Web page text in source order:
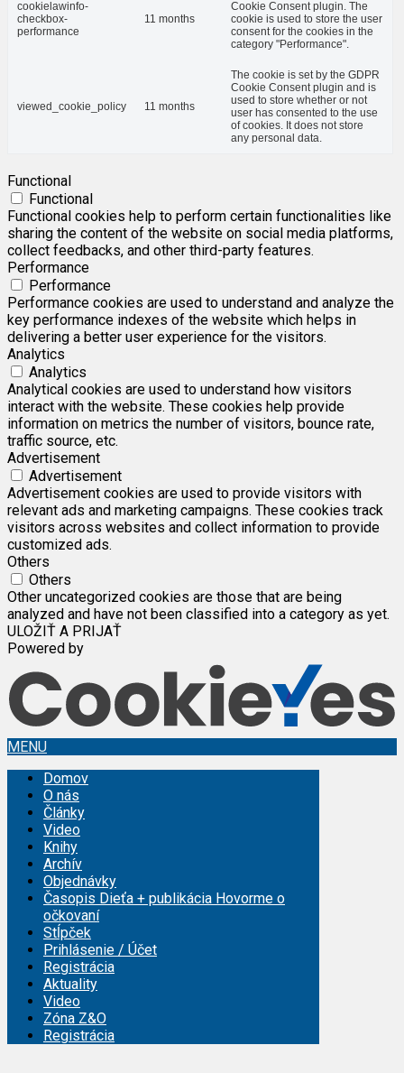
cookielawinfo-
checkbox-
performance
11 months
Cookie Consent plugin. The
cookie is used to store the user
consent for the cookies in the
category "Performance".
viewed_cookie_policy 11 months
The cookie is set by the GDPR
Cookie Consent plugin and is
used to store whether or not
user has consented to the use
of cookies. It does not store
any personal data.
Functional
Functional
Functional cookies help to perform certain functionalities like
sharing the content of the website on social media platforms,
collect feedbacks, and other third-party features.
Performance
Performance
Performance cookies are used to understand and analyze the
key performance indexes of the website which helps in
delivering a better user experience for the visitors.
Analytics
Analytics
Analytical cookies are used to understand how visitors
interact with the website. These cookies help provide
information on metrics the number of visitors, bounce rate,
traffic source, etc.
Advertisement
Advertisement
Advertisement cookies are used to provide visitors with
relevant ads and marketing campaigns. These cookies track
visitors across websites and collect information to provide
customized ads.
Others
Others
Other uncategorized cookies are those that are being
analyzed and have not been classified into a category as yet.
ULOŽIŤ A PRIJAŤ
Powered by
MENU
Domov
O nás
Články
Video
Knihy
Archív
Objednávky
Časopis Dieťa + publikácia Hovorme o
očkovaní
Stĺpček
Prihlásenie / Účet
Registrácia
Aktuality
Video
Zóna Z&O
Registrácia